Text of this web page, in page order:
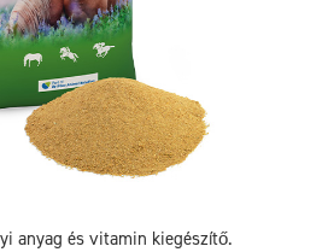
anyag és vitamin kiegészítő.